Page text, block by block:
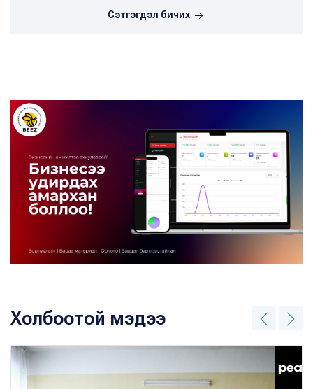
Сэтгэгдэл бичих
Холбоотой мэдээ